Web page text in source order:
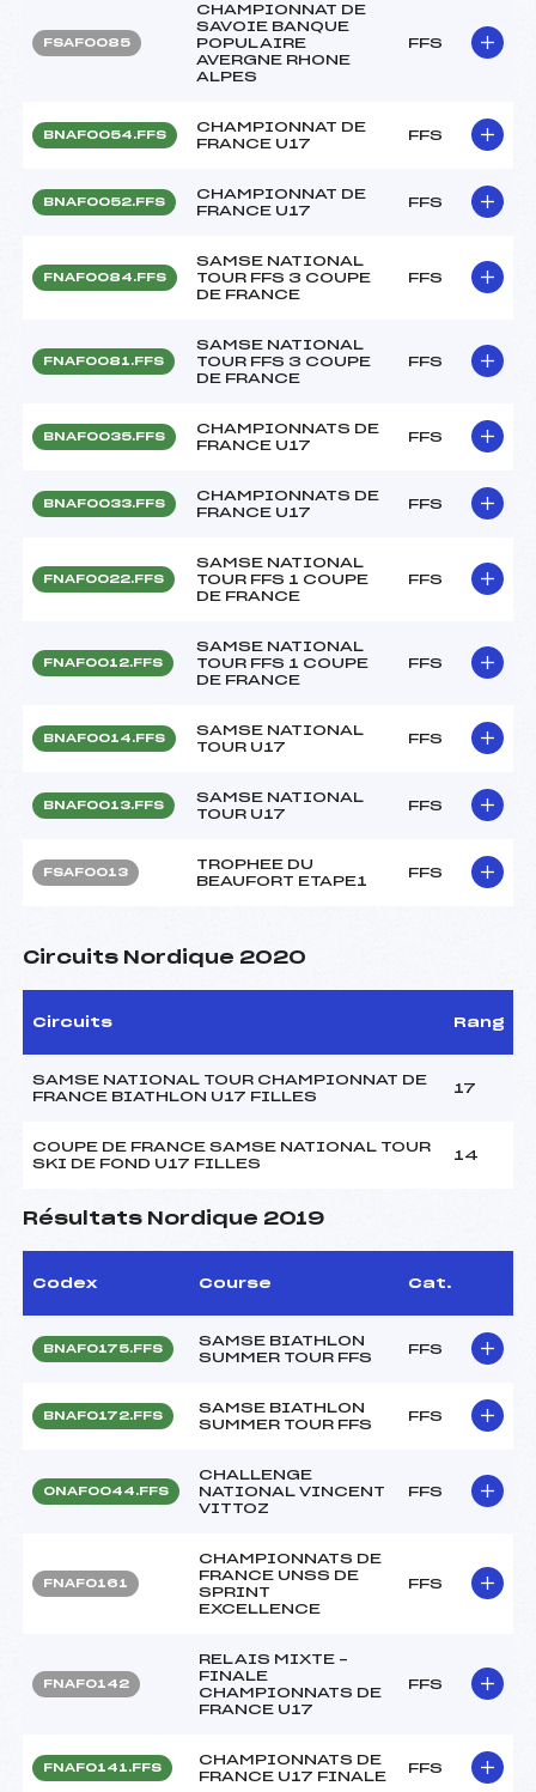
FSAF0085
CHAMPIONNAT DE
SAVOIE BANQUE
POPULAIRE
AVERGNE RHONE
ALPES
FFS
BNAF0054.FFS
CHAMPIONNAT DE
FRANCE U17
FFS
BNAF0052.FFS
CHAMPIONNAT DE
FRANCE U17
FFS
FNAF0084.FFS
SAMSE NATIONAL
TOUR FFS 3 COUPE
DE FRANCE
FFS
FNAF0081.FFS
SAMSE NATIONAL
TOUR FFS 3 COUPE
DE FRANCE
FFS
BNAF0035.FFS
CHAMPIONNATS DE
FRANCE U17
FFS
BNAF0033.FFS
CHAMPIONNATS DE
FRANCE U17
FFS
FNAF0022.FFS
SAMSE NATIONAL
TOUR FFS 1 COUPE
DE FRANCE
FFS
FNAF0012.FFS
SAMSE NATIONAL
TOUR FFS 1 COUPE
DE FRANCE
FFS
BNAF0014.FFS
SAMSE NATIONAL
TOUR U17
FFS
BNAF0013.FFS
SAMSE NATIONAL
TOUR U17
FFS
FSAF0013
TROPHEE DU
BEAUFORT ETAPE1
FFS
Circuits Nordique 2020
Circuits Rang
SAMSE NATIONAL TOUR CHAMPIONNAT DE
FRANCE BIATHLON U17 FILLES
17
COUPE DE FRANCE SAMSE NATIONAL TOUR
SKI DE FOND U17 FILLES
14
Résultats Nordique 2019
Codex Course Cat.
BNAF0175.FFS
SAMSE BIATHLON
SUMMER TOUR FFS
FFS
BNAF0172.FFS
SAMSE BIATHLON
SUMMER TOUR FFS
FFS
ONAF0044.FFS
CHALLENGE
NATIONAL VINCENT
VITTOZ
FFS
FNAF0161
CHAMPIONNATS DE
FRANCE UNSS DE
SPRINT
EXCELLENCE
FFS
FNAF0142
RELAIS MIXTE –
FINALE
CHAMPIONNATS DE
FRANCE U17
FFS
FNAF0141.FFS
CHAMPIONNATS DE
FRANCE U17 FINALE
FFS